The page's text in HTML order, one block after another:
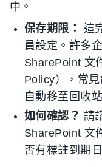
中。
保存期限：
這
員設定。許多
SharePoint 文
Policy），常
自動移至回收
如何確認？ 請
SharePoint 文
否有標註到期日